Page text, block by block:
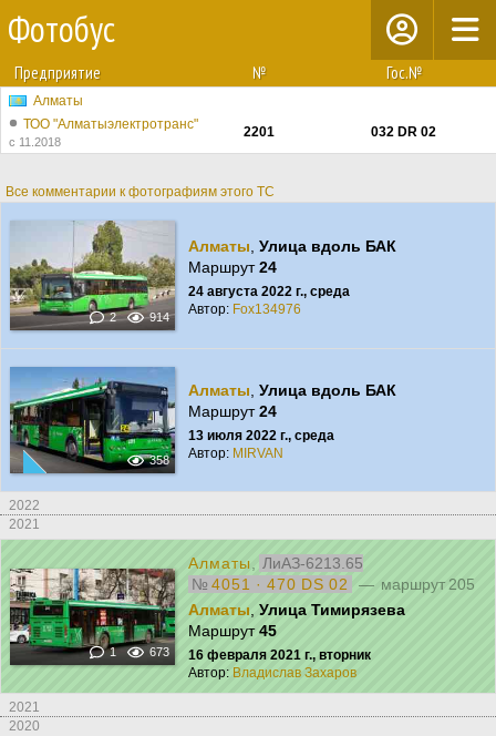
Фотобус
Предприятие № Гос.№
Алматы
ТОО "Алматыэлектротранс"
с 11.2018
2201 032 DR 02
Все комментарии к фотографиям этого ТС
2 914
Алматы Улица вдоль БАК
Маршрут24
24 августа 2022 г., среда
Автор: Fox134976
358
Алматы, Улица вдоль БАК
Маршрут24
13 июля 2022 г., среда
Автор: MIRVAN
2022
2021
1 673
Алматы, ЛиАЗ-6213.65
№ 4051 · 470 DS 02
— маршрут 205
Алматы, Улица Тимирязева
Маршрут45
16 февраля 2021 г., вторник
Автор: Владислав Захаров
2021
2020